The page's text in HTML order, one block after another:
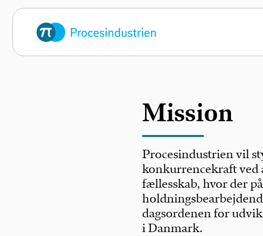
Mission
Procesindustrien vil
konkurrencekraft ved
fællesskab, hvor der
dagsordenen for
i Danmark.